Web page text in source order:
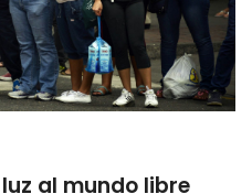
al mundo libre